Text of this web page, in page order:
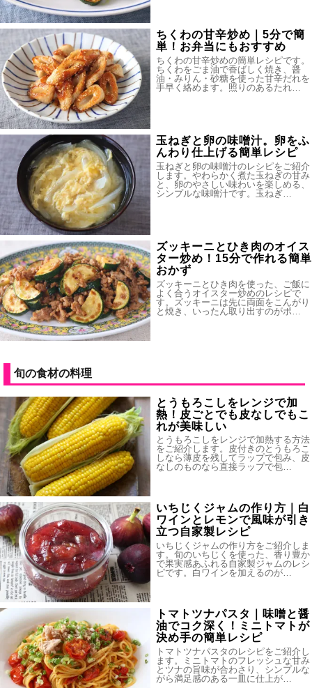
ちくわの甘辛炒め｜5分で簡
単！お弁当にもおすすめ
ちくわの甘辛炒めの簡単レシピです。
ちくわをごま油で香ばしく焼き、醤
油・みりん・砂糖を使った甘辛だれを
手早く絡めます。照りのあるたれ…
玉ねぎと卵の味噌汁。卵をふ
んわり仕上げる簡単レシピ
玉ねぎと卵の味噌汁のレシピをご紹介
します。やわらかく煮た玉ねぎの甘み
と、卵のやさしい味わいを楽しめる、
シンプルな味噌汁です。玉ねぎ…
ズッキーニとひき肉のオイス
ター炒め！15分で作れる簡単
おかず
ズッキーニとひき肉を使った、ご飯に
よく合うオイスター炒めのレシピで
す。ズッキーニは先に両面をこんがり
と焼き、いったん取り出すのがポ…
旬の食材の料理
とうもろこしをレンジで加
熱！皮ごとでも皮なしでもこ
れが美味しい
とうもろこしをレンジで加熱する方法
をご紹介します。皮付きのとうもろこ
しなら薄皮を残してラップで包み、皮
なしのものなら直接ラップで包…
いちじくジャムの作り方｜白
ワインとレモンで風味が引き
立つ自家製レシピ
いちじくジャムの作り方をご紹介しま
す。旬のいちじくを使った、香り豊か
で果実感あふれる自家製ジャムのレシ
ピです。白ワインを加えるのが…
トマトツナパスタ｜味噌と醤
油でコク深く！ミニトマトが
決め手の簡単レシピ
トマトツナパスタのレシピをご紹介し
ます。ミニトマトのフレッシュな甘み
とツナの旨味が合わさり、シンプルな
がら満足感のある一皿に仕上が…